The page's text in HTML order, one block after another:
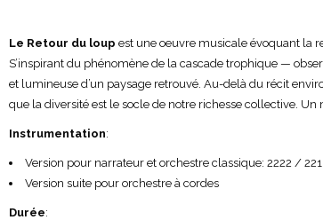
Le Retour du loup est une oeuvre musicale évoquant la
S’inspirant du phénomène de la cascade trophique —
et lumineuse d’un paysage retrouvé. Au-delà du récit
que la diversité est le socle de notre richesse collective.
Instrumentation:
Version pour narrateur et orchestre classique: 2222 /
Version suite pour orchestre à cordes
Durée: